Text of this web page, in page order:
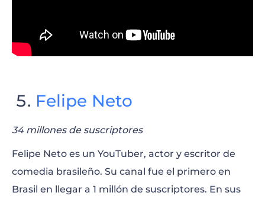
Felipe Neto
34 millones de suscriptores
Felipe Neto es un YouTuber, actor y escritor de
comedia brasileño. Su canal fue el primero en
Brasil en llegar a 1 millón de suscriptores. En sus